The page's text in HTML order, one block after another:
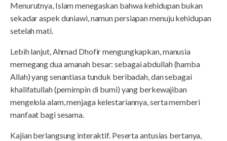
Menurutnya, Islam menegaskan bahwa kehidupan bukan
sekadar aspek duniawi, namun persiapan menuju kehidupan
setelah mati.
Lebih lanjut, Ahmad Dhofir mengungkapkan, manusia
memegang dua amanah besar: sebagai abdullah (hamba
Allah) yang senantiasa tunduk beribadah, dan sebagai
khalifatullah (pemimpin di bumi) yang berkewajiban
mengelola alam, menjaga kelestariannya, serta memberi
manfaat bagi sesama.
Kajian berlangsung interaktif. Peserta antusias bertanya,